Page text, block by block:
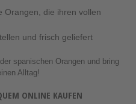
Orangen, die ihren vollen
und frisch geliefert
spanischen Orangen und bring
Alltag!
ONLINE KAUFEN